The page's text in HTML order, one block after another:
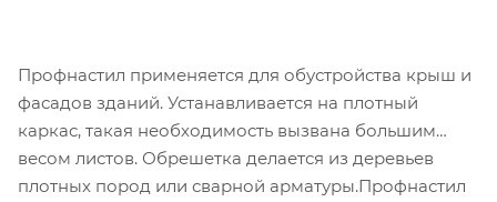
Профнастил применяется для обустройства крыш и
фасадов зданий. Устанавливается на плотный
каркас, такая необходимость вызвана большим
весом листов. Обрешетка делается из деревьев
плотных пород или сварной арматуры.Профнастил